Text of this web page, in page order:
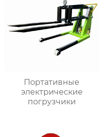
Портативные
электрические
погрузчики